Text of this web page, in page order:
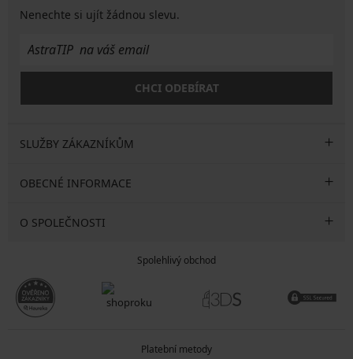
Nenechte si ujít žádnou slevu.
CHCI ODEBÍRAT
SLUŽBY ZÁKAZNÍKŮM
OBECNÉ INFORMACE
O SPOLEČNOSTI
Spolehlivý obchod
Platební metody